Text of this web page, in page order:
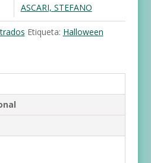
ASCARI, STEFANO
Etiqueta: Halloween